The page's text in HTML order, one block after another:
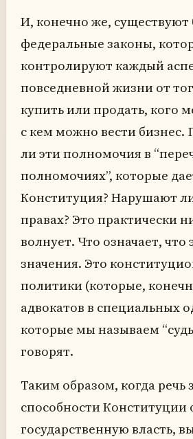
И, конечно же, существуют
федеральные законы,
контролируют каждый
повседневной жизни от
купить или продать, кого
с кем можно вести бизнес.
ли эти полномочия в
полномочиях”, которые
Конституция? Нарушают
правах? Это практически
волнует. Что означает, что
значения. Это
политики (которые,
адвокатов в специальных
которые мы называем
говорят.
Таким образом, когда речь
способности Конституции
государственную власть,